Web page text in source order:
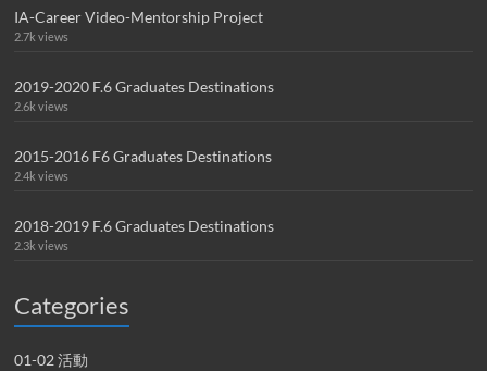
IA-Career Video-Mentorship Project
2.7k views
2019-2020 F.6 Graduates Destinations
2.6k views
2015-2016 F6 Graduates Destinations
2.4k views
2018-2019 F.6 Graduates Destinations
2.3k views
Categories
01-02 活動